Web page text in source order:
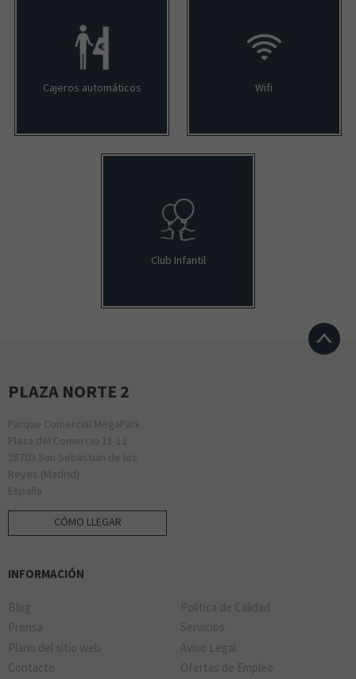
Cajeros automáticos Wifi
Club Infantil
PLAZA NORTE 2
Parque Comercial MegaPark
Plaza del Comercio 11-12
28703 San Sebastián de los
Reyes (Madrid)
España
CÓMO LLEGAR
INFORMACIÓN
Blog
Política de Calidad
Prensa
Servicios
Plano del sitio web
Aviso Legal
Contacto
Ofertas de Empleo